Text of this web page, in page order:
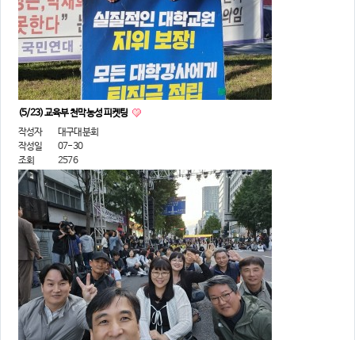
(5/23) 교육부 천막농성 피켓팅
작성자
대구대분회
작성일
07-30
조회
2576